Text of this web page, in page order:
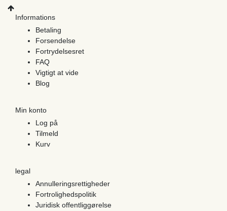
Informations
Betaling
Forsendelse
Fortrydelsesret
FAQ
Vigtigt at vide
Blog
Min konto
Log på
Tilmeld
Kurv
legal
Annulleringsrettigheder
Fortrolighedspolitik
Juridisk offentliggørelse